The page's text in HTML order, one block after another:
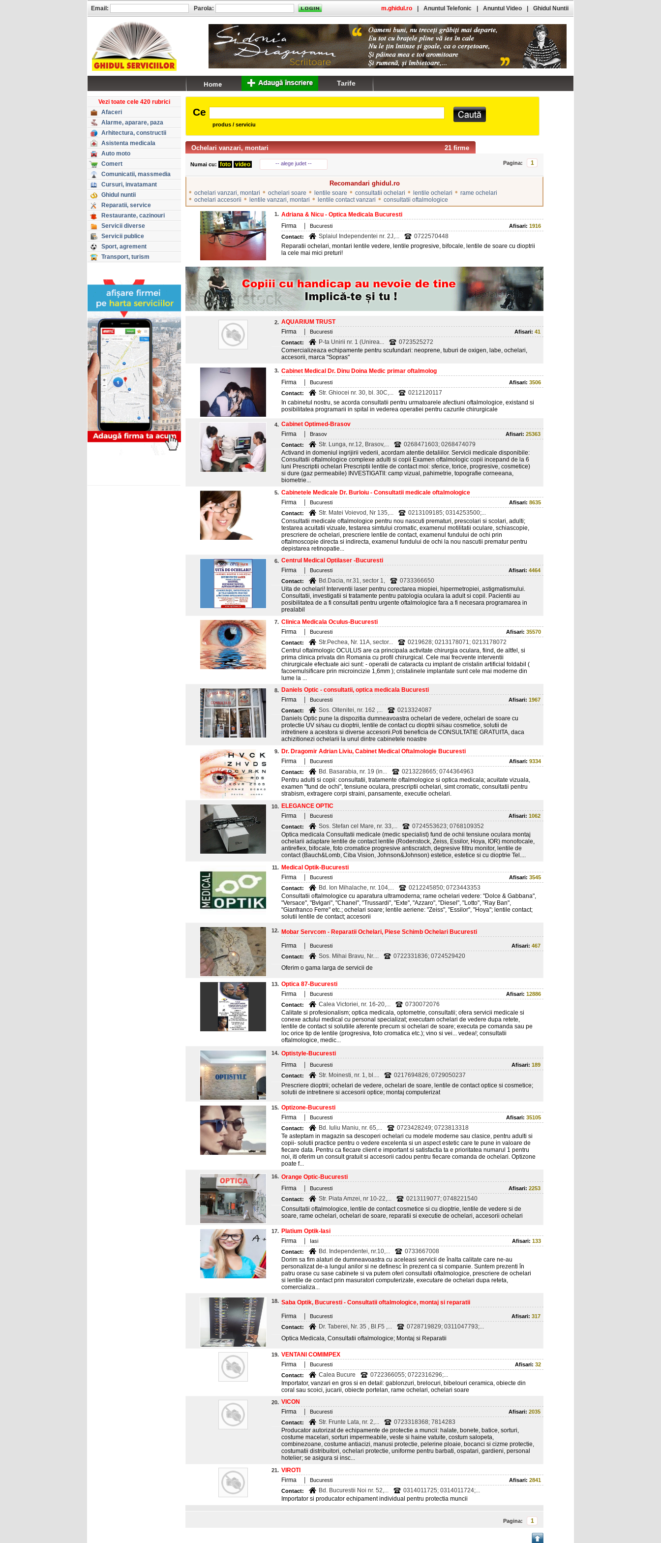
Vezi toate cele 420 rubrici
Afaceri
Alarme, aparare, paza
Arhitectura, constructii
Asistenta medicala
Auto moto
Comert
Comunicatii, massmedia
Cursuri, invatamant
Ghidul nuntii
Reparatii, service
Restaurante, cazinouri
Servicii diverse
Servicii publice
Sport, agrement
Transport, turism
Ce
produs / serviciu
21 firme
Ochelari vanzari, montari
Numai cu: foto video -- alege judet -- Pagina: 1
Recomandari ghidul.ro
• ochelari vanzari, montari • ochelari soare • lentile soare • consultatii ochelari • lentile ochelari • rame ochelari
• ochelari accesorii • lentile vanzari, montari • lentile contact vanzari • consultatii oftalmologice
1. Adriana & Nicu - Optica Medicala Bucuresti
Firma
Bucuresti Afisari: 1916
Contact:
Splaiul Independentei nr. 2J,...
0722570448
Reparatii ochelari, montari lentile vedere, lentile progresive, bifocale, lentile de soare cu dioptrii
la cele mai mici preturi!
2. AQUARIUM TRUST
Firma
Bucuresti Afisari: 41
Contact:
P-ta Unirii nr. 1 (Unirea...
0723525272
Comercializeaza echipamente pentru scufundari: neoprene, tuburi de oxigen, labe, ochelari,
accesorii, marca "Sopras"
3. Cabinet Medical Dr. Dinu Doina Medic primar oftalmolog
Firma
Bucuresti Afisari: 3506
Contact:
Str. Ghiocei nr. 30, bl. 30C,...
0212120117
In cabinetul nostru, se acorda consultatii pentru urmatoarele afectiuni oftalmologice, existand si
posibilitatea programarii in spital in vederea operatiei pentru cazurile chirurgicale
4. Cabinet Optimed-Brasov
Firma
Brasov Afisari: 25363
Contact:
Str. Lunga, nr.12, Brasov,...
0268471603; 0268474079
Activand in domeniul ingrijirii vederii, acordam atentie detaliilor. Servicii medicale disponibile:
Consultatii oftalmologice complexe adulti si copii Examen oftalmologic copii incepand de la 6
luni Prescriptii ochelari Prescriptii lentile de contact moi: sferice, torice, progresive, cosmetice)
si dure (gaz permeabile) INVESTIGATII: camp vizual, pahimetrie, topografie corneeana,
biometrie...
5. Cabinetele Medicale Dr. Burloiu - Consultatii medicale oftalmologice
Firma
Bucuresti Afisari: 8635
Contact:
Str. Matei Voievod, Nr 135,...
0213109185; 0314253500;...
Consultatii medicale oftalmologice pentru nou nascuti prematuri, prescolari si scolari, adulti;
testarea acuitatii vizuale, testarea simtului cromatic, examenul motilitatii oculare, schiascopie,
prescriere de ochelari, prescriere lentile de contact, examenul fundului de ochi prin
oftalmoscopie directa si indirecta, examenul fundului de ochi la nou nascutii prematur pentru
depistarea retinopatie...
6. Centrul Medical Optilaser -Bucuresti
Firma
Bucuresti Afisari: 4464
Contact:
Bd.Dacia, nr.31, sector 1,
0733366650
Uita de ochelari! Interventii laser pentru corectarea miopiei, hipermetropiei, astigmatismului.
Consultatii, investigatii si tratamente pentru patologia oculara la adult si copil. Pacientii au
posibilitatea de a fi consultati pentru urgente oftalmologice fara a fi necesara programarea in
prealabil
7. Clinica Medicala Oculus-Bucuresti
Firma
Bucuresti Afisari: 35570
Contact:
Str.Pechea, Nr. 11A, sector...
0219628; 0213178071; 0213178072
Centrul oftalmologic OCULUS are ca principala activitate chirurgia oculara, fiind, de altfel, si
prima clinica privata din Romania cu profil chirurgical. Cele mai frecvente interventii
chirurgicale efectuate aici sunt: - operatii de cataracta cu implant de cristalin artificial foldabil (
facoemulsificare prin microincizie 1,6mm ); cristalinele implantate sunt cele mai moderne din
lume la ...
8. Daniels Optic - consultatii, optica medicala Bucuresti
Firma
Bucuresti Afisari: 1967
Contact:
Sos. Oltenitei, nr. 162 ,...
0213324087
Daniels Optic pune la dispozitia dumneavoastra ochelari de vedere, ochelari de soare cu
protectie UV si/sau cu dioptrii, lentile de contact cu dioptrii si/sau cosmetice, solutii de
intretinere a acestora si diverse accesorii.Poti beneficia de CONSULTATIE GRATUITA, daca
achizitionezi ochelarii la unul dintre cabinetele noastre
9. Dr. Dragomir Adrian Liviu, Cabinet Medical Oftalmologie Bucuresti
Firma
Bucuresti Afisari: 9334
Contact:
Bd. Basarabia, nr. 19 (in...
0213228665; 0744364963
Pentru adulti si copii: consultatii, tratamente oftalmologice si optica medicala; acuitate vizuala,
examen "fund de ochi", tensiune oculara, prescriptii ochelari, simt cromatic, consultatii pentru
strabism, extragere corpi straini, pansamente, executie ochelari.
10. ELEGANCE OPTIC
Firma
Bucuresti Afisari: 1062
Contact:
Sos. Stefan cel Mare, nr. 33,...
0724553623; 0768109352
Optica medicala Consultatii medicale (medic specialist) fund de ochii tensiune oculara montaj
ochelarii adaptare lentile de contact lentile (Rodenstock, Zeiss, Essilor, Hoya, IOR) monofocale,
antireflex, bifocale, foto cromatice progresive antiscratch, degresive filtru monitor, lentile de
contact (Bauch&Lomb, Ciba Vision, Johnson&Johnson) estetice, estetice si cu dioptrie Tel....
11. Medical Optik-Bucuresti
Firma
Bucuresti Afisari: 3545
Contact:
Bd. Ion Mihalache, nr. 104,...
0212245850; 0723443353
Consultatii oftalmologice cu aparatura ultramoderna; rame ochelari vedere: "Dolce & Gabbana",
"Versace", "Bvlgari", "Chanel", "Trussardi", "Exte", "Azzaro", "Diesel", "Lotto", "Ray Ban",
"Gianfranco Ferre" etc.; ochelari soare; lentile aeriene: "Zeiss", "Essilor", "Hoya"; lentile contact;
solutii lentile de contact; accesorii
12. Mobar Servcom - Reparatii Ochelari, Piese Schimb Ochelari Bucuresti
Firma
Bucuresti Afisari: 467
Contact:
Sos. Mihai Bravu, Nr....
0722331836; 0724529420
Oferim o gama larga de servicii de
13. Optica 87-Bucuresti
Firma
Bucuresti Afisari: 12886
Contact:
Calea Victoriei, nr. 16-20,...
0730072076
Calitate si profesionalism; optica medicala, optometrie, consultatii; ofera servicii medicale si
conexe actului medical cu personal specializat; executam ochelari de vedere dupa retete,
lentile de contact si solutiile aferente precum si ochelari de soare; executa pe comanda sau pe
loc orice tip de lentile (progresiva, foto cromatica etc.); vino si vei... vedea!; consultatii
oftalmologice, medic...
14. Optistyle-Bucuresti
Firma
Bucuresti Afisari: 189
Contact:
Str. Moinesti, nr. 1, bl....
0217694826; 0729050237
Prescriere dioptrii; ochelari de vedere, ochelari de soare, lentile de contact optice si cosmetice;
solutii de intretinere si accesorii optice; montaj computerizat
15. Optizone-Bucuresti
Firma
Bucuresti Afisari: 35105
Contact:
Bd. Iuliu Maniu, nr. 65,...
0723428249; 0723813318
Te asteptam in magazin sa descoperi ochelari cu modele moderne sau clasice, pentru adulti si
copii- solutii practice pentru o vedere excelenta si un aspect estetic care te pune in valoare de
fiecare data. Pentru ca fiecare client e important si satisfactia ta e prioritatea numarul 1 pentru
noi, iti oferim un consult gratuit si accesorii cadou pentru fiecare comanda de ochelari. Optizone
poate f...
16. Orange Optic-Bucuresti
Firma
Bucuresti Afisari: 2253
Contact:
Str. Piata Amzei, nr 10-22,...
0213119077; 0748221540
Consultatii oftalmologice, lentile de contact cosmetice si cu dioptrie, lentile de vedere si de
soare, rame ochelari, ochelari de soare, reparatii si executie de ochelari, accesorii ochelari
17. Platium Optik-Iasi
Firma
Iasi Afisari: 133
Contact:
Bd. Independentei, nr.10,...
0733667008
Dorim sa fim alaturi de dumneavoastra cu aceleasi servicii de înalta calitate care ne-au
personalizat de-a lungul anilor si ne definesc în prezent ca si companie. Suntem prezenti în
patru orase cu sase cabinete si va putem oferi consultatii oftalmologice, prescriere de ochelari
si lentile de contact prin masuratori computerizate, executare de ochelari dupa reteta,
comercializa...
18. Saba Optik, Bucuresti - Consultatii oftalmologice, montaj si reparatii
Firma
Bucuresti Afisari: 317
Contact:
Dr. Taberei, Nr. 35 , Bl.F5 ,...
0728719829; 0311047793;...
Optica Medicala, Consultatii oftalmologice; Montaj si Reparatii
19. VENTANI COMIMPEX
Firma
Bucuresti Afisari: 32
Contact:
Calea Bucure
0722366055; 0722316296;...
Importator, vanzari en gros si en detail: gablonzuri, brelocuri, bibelouri ceramica, obiecte din
coral sau scoici, jucarii, obiecte portelan, rame ochelari, ochelari soare
20. VICON
Firma
Bucuresti Afisari: 2035
Contact:
Str. Frunte Lata, nr. 2,...
0723318368; 7814283
Producator autorizat de echipamente de protectie a muncii: halate, bonete, batice, sorturi,
costume macelari, sorturi impermeabile, veste si haine vatuite, costum salopeta,
combinezoane, costume antiacizi, manusi protectie, pelerine ploaie, bocanci si cizme protectie,
costumatii distribuitori, ochelari protectie, uniforme pentru barbati, ospatari, gardieni, personal
hotelier; se asigura si insc...
21. VIROTI
Firma
Bucuresti Afisari: 2841
Contact:
Bd. Bucurestii Noi nr. 52,...
0314011725; 0314011724;...
Importator si producator echipament individual pentru protectia muncii
Pagina: 1
Email: Parola: m.ghidul.ro Anuntul Telefonic Anuntul Video Ghidul Nuntii
Tarife